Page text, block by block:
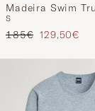
Madeira Swim
Flowers
S
Reguliere prijs
185€ Verlaagd
129,50€